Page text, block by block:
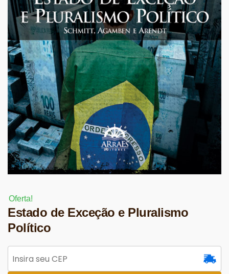
Oferta!
Estado de Exceção e Pluralismo
Político